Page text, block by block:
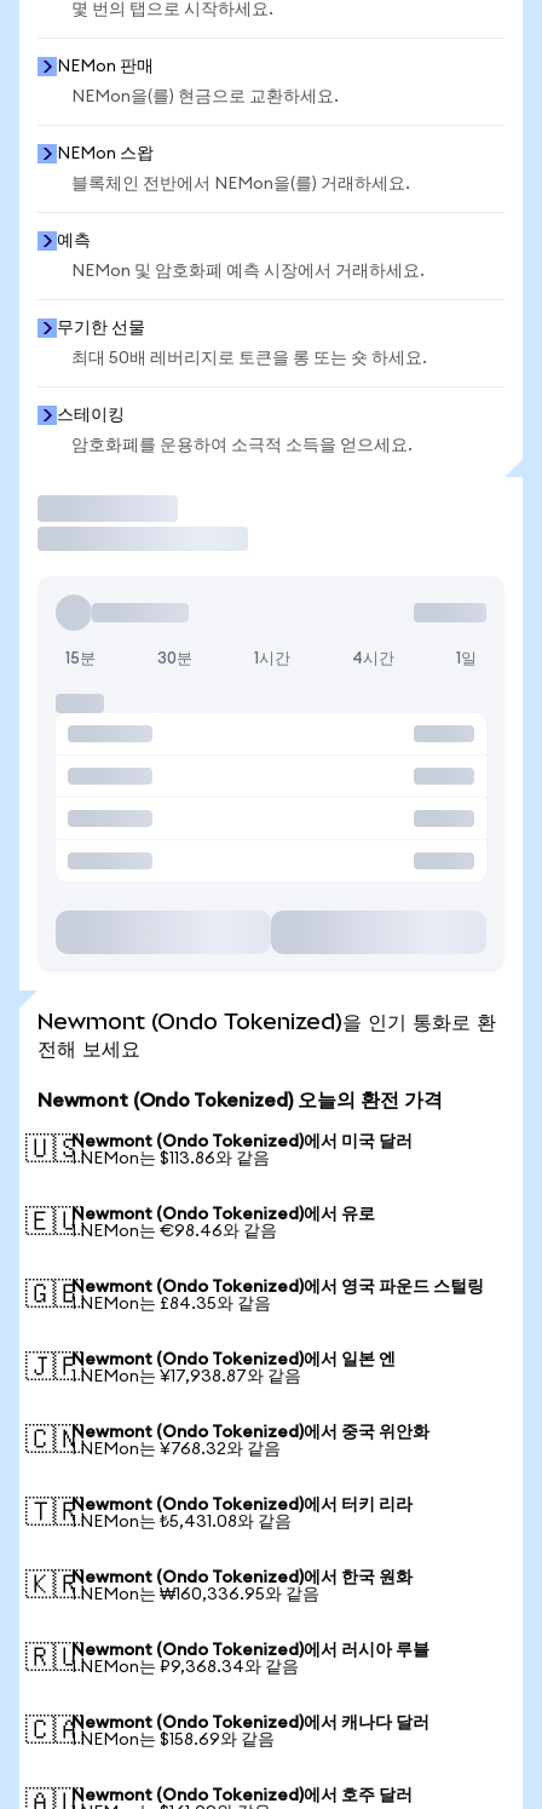
몇 번의 탭으로 시작하세요.
NEMon 판매
NEMon을(를) 현금으로 교환하세요.
NEMon 스왑
블록체인 전반에서 NEMon을(를) 거래하세요.
예측
NEMon 및 암호화폐 예측 시장에서 거래하세요.
무기한 선물
최대 50배 레버리지로 토큰을 롱 또는 숏 하세요.
스테이킹
암호화폐를 운용하여 소극적 소득을 얻으세요.
15분 30분 1시간 4시간 1일
Newmont (Ondo Tokenized)을 인기 통화로 환
전해 보세요
Newmont (Ondo Tokenized) 오늘의 환전 가격
🇺🇸Newmont (Ondo Tokenized)에서 미국 달러
1 NEMon는 $113.86와 같음
🇪🇺Newmont (Ondo Tokenized)에서 유로
1 NEMon는 €98.46와 같음
🇬🇧Newmont (Ondo Tokenized)에서 영국 파운드 스털링
1 NEMon는 £84.35와 같음
🇯🇵Newmont (Ondo Tokenized)에서 일본 엔
1 NEMon는 ¥17,938.87와 같음
🇨🇳Newmont (Ondo Tokenized)에서 중국 위안화
1 NEMon는 ¥768.32와 같음
🇹🇷Newmont (Ondo Tokenized)에서 터키 리라
1 NEMon는 ₺5,431.08와 같음
🇰🇷Newmont (Ondo Tokenized)에서 한국 원화
1 NEMon는 ₩160,336.95와 같음
🇷🇺Newmont (Ondo Tokenized)에서 러시아 루블
1 NEMon는 ₽9,368.34와 같음
🇨🇦Newmont (Ondo Tokenized)에서 캐나다 달러
1 NEMon는 $158.69와 같음
Newmont (Ondo Tokenized)에서 호주 달러